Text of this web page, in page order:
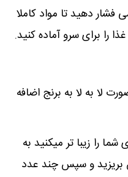
فشار دهید تا مواد کاملا
را برای سرو آماده کنید.
لا به لا به برنج اضافه
را زیبا تر میکنید به
بریزید و سپس چند عدد